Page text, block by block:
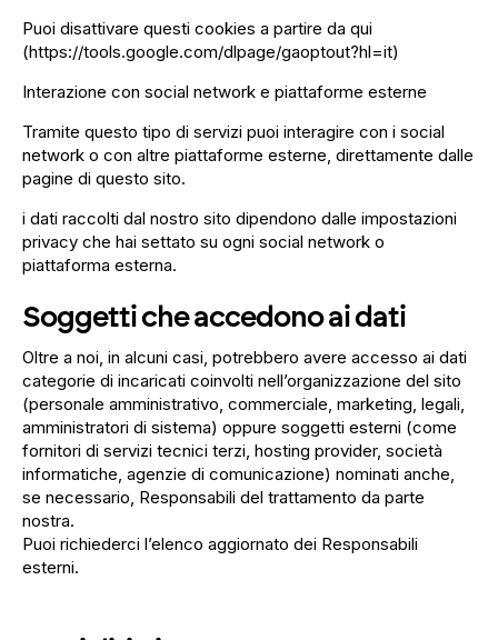
Puoi disattivare questi cookies a partire da qui
(https://tools.google.com/dlpage/gaoptout?hl=it)
Interazione con social network e piattaforme esterne
Tramite questo tipo di servizi puoi interagire con i social
network o con altre piattaforme esterne, direttamente dalle
pagine di questo sito.
i dati raccolti dal nostro sito dipendono dalle impostazioni
privacy che hai settato su ogni social network o
piattaforma esterna.
Soggetti che accedono ai dati
Oltre a noi, in alcuni casi, potrebbero avere accesso ai dati
categorie di incaricati coinvolti nell’organizzazione del sito
(personale amministrativo, commerciale, marketing, legali,
amministratori di sistema) oppure soggetti esterni (come
fornitori di servizi tecnici terzi, hosting provider, società
informatiche, agenzie di comunicazione) nominati anche,
se necessario, Responsabili del trattamento da parte
nostra.
Puoi richiederci l’elenco aggiornato dei Responsabili
esterni.